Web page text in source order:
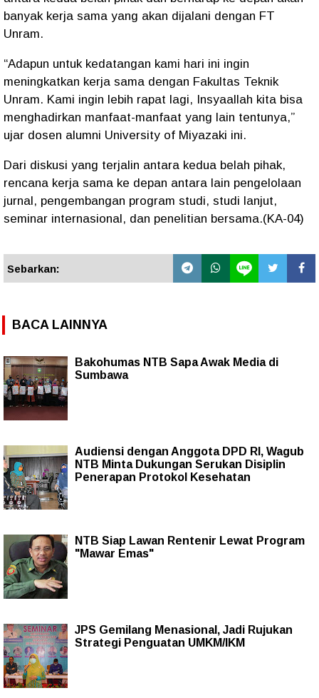
banyak kerja sama yang akan dijalani dengan FT
Unram.
“Adapun untuk kedatangan kami hari ini ingin
meningkatkan kerja sama dengan Fakultas Teknik
Unram. Kami ingin lebih rapat lagi, Insyaallah kita bisa
menghadirkan manfaat-manfaat yang lain tentunya,”
ujar dosen alumni University of Miyazaki ini.
Dari diskusi yang terjalin antara kedua belah pihak,
rencana kerja sama ke depan antara lain pengelolaan
jurnal, pengembangan program studi, studi lanjut,
seminar internasional, dan penelitian bersama.(KA-04)
Sebarkan:
BACA LAINNYA
Bakohumas NTB Sapa Awak Media di
Sumbawa
Audiensi dengan Anggota DPD RI, Wagub
NTB Minta Dukungan Serukan Disiplin
Penerapan Protokol Kesehatan
NTB Siap Lawan Rentenir Lewat Program
"Mawar Emas"
JPS Gemilang Menasional, Jadi Rujukan
Strategi Penguatan UMKM/IKM